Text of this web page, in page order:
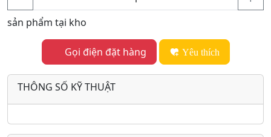
sản phẩm tại kho
Gọi điện đặt hàng Yêu thích
THÔNG SỐ KỸ THUẬT